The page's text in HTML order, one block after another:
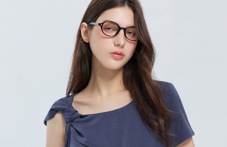
每筆NT$80，滿NT$2,000(含以上)免運費
每筆NT$80，滿NT$2,000(含以上)免運費
每筆NT$120，滿NT$2,000(含以上)免運費
每筆NT$400，滿NT$2,000(含以上)免運費